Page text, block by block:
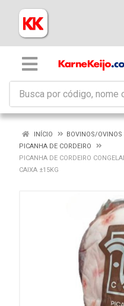
INÍCIO
BOVINOS/OVINOS
PICANHA DE CORDEIRO
PICANHA DE CORDEIRO
CAIXA ±15KG